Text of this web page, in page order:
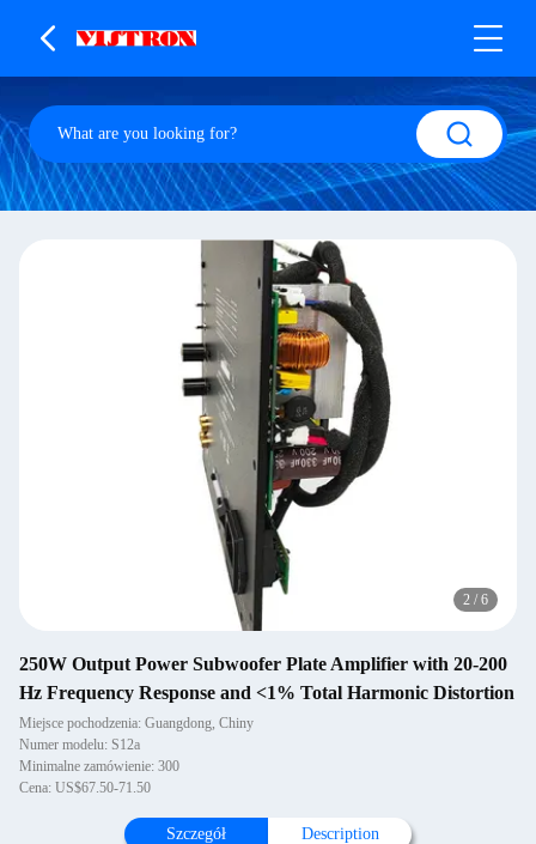
2 / 6
250W Output Power Subwoofer Plate Amplifier with 20-200
Hz Frequency Response and <1% Total Harmonic Distortion
Miejsce pochodzenia: Guangdong, Chiny
Numer modelu: S12a
Minimalne zamówienie: 300
Cena: US$67.50-71.50
Szczegół Description